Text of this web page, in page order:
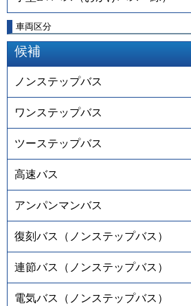
車両区分
候補
ノンステップバス
ワンステップバス
ツーステップバス
高速バス
アンパンマンバス
復刻バス（ノンステップバス）
連節バス（ノンステップバス）
電気バス（ノンステップバス）